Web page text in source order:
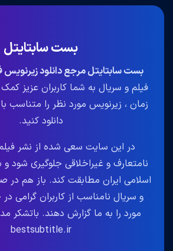
بست سابتایتل
بست سابتایتل مرجع دانلود زیرنویس
فیلم و سریال به شما کاربران عزیز
زمان ، زیرنویس مورد نظر را متناسب
دانلود کنید.
در این سایت سعی شده از نشر
نامتعارف و غیراخلاقی جلوگیری شود
اسلامی ایران مطابقت کند. باز هم در
و سریال نامناسب از کاربران گرامی
مورد را به ما گزارش دهند. باتشکر
bestsubtitle.ir